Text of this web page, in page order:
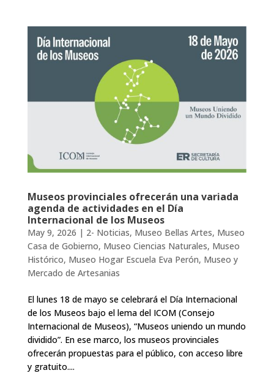
Museos provinciales ofrecerán una variada
agenda de actividades en el Día
Internacional de los Museos
May 9, 2026 | 2- Noticias, Museo Bellas Artes, Museo
Casa de Gobierno, Museo Ciencias Naturales, Museo
Histórico, Museo Hogar Escuela Eva Perón, Museo y
Mercado de Artesanias
El lunes 18 de mayo se celebrará el Día Internacional
de los Museos bajo el lema del ICOM (Consejo
Internacional de Museos), “Museos uniendo un mundo
dividido”. En ese marco, los museos provinciales
ofrecerán propuestas para el público, con acceso libre
y gratuito....